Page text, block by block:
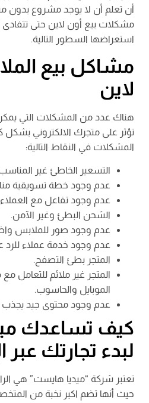
أن تعلم أن لا يوجد مشروع بدون
مشكلات بيع أون لاين حتى تتفادى
استعراضها السطور التالية.
مشاكل بيع
لاين
هناك عدد من المشكلات التي
تؤثر على متجرك الالكتروني بشكل
المشكلات في النقاط التالية:
التسعير الخاطئ غير
عدم وجود خطة تسويقية
عدم وجود تفاعل مع
الشحن البطئ وغير الآمن.
عدم وجود صور للملابس
عدم وجود خدمة عملاء للرد
المتجر بطئ التصفح.
المتجر غير ملائم للتعامل
الموبايل والحاسوب.
عدم وجود محتوى جيد يجذب
كيف تساعدك
لبدء تجارتك عبر
تعتبر شركة “ميديا هايست” هي
حيث أنها تضم اكبر نخبة من